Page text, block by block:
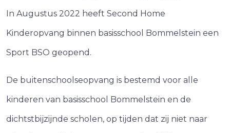
In Augustus 2022 heeft Second Home
Kinderopvang binnen basisschool Bommelstein een
Sport BSO geopend.
De buitenschoolseopvang is bestemd voor alle
kinderen van basisschool Bommelstein en de
dichtstbijzijnde scholen, op tijden dat zij niet naar